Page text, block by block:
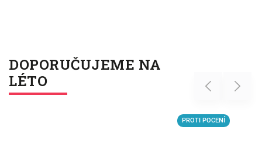
DOPORUČUJEME NA
LÉTO
Previous
PROTI POCENÍ
Next